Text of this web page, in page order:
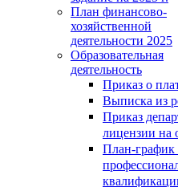
План финансово-
хозяйственной
деятельности 2025
Образовательная
деятельность
Приказ о
Выписка из
Приказ
лицензии на
План-график